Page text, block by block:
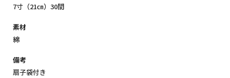
7寸（21㎝）30間
素材
綿
備考
扇子袋付き